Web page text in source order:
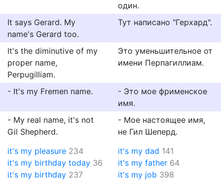
один.
It says Gerard. My
name's Gerard too.
Тут написано "Герхард".
It's the diminutive of my
proper name,
Perpugilliam.
Это уменьшительное от
имени Перпагиллиам.
- It's my Fremen name.
- Это мое фрименское
имя.
- My real name, it's not
Gil Shepherd.
- Мое настоящее имя,
не Гил Шеперд.
it's my pleasure 234
it's my birthday today 36
it's my birthday 237
it's my dad 141
it's my father 64
it's my job 398